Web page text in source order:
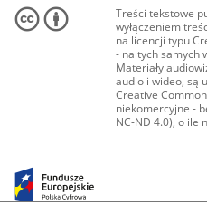
Treści tekstowe
wyłączeniem
na licencji typu
- na tych samych
Materiały
audio i wideo, są
Creative
niekomercyjne -
NC-ND 4.0), o ile